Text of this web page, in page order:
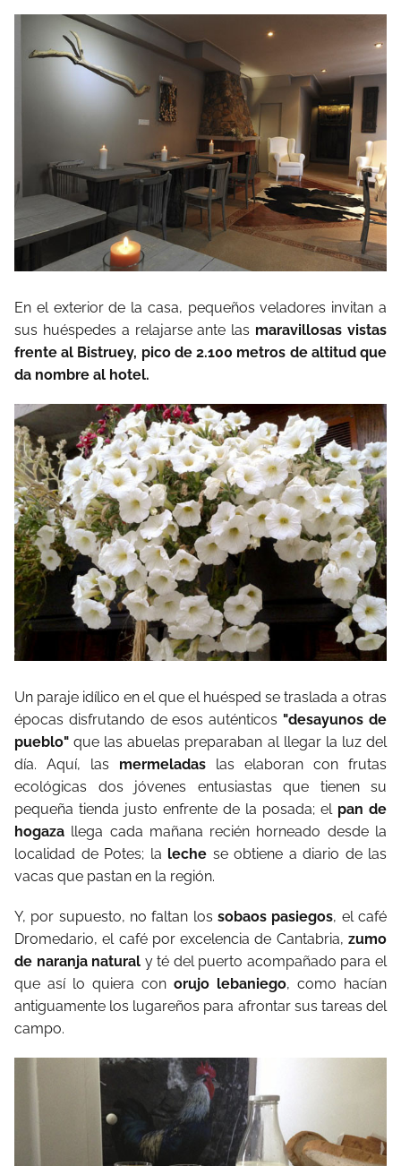
En el exterior de la casa, pequeños veladores invitan a
sus huéspedes a relajarse ante las maravillosas vistas
frente al Bistruey, pico de 2.100 metros de altitud que
da nombre al hotel.
Un paraje idílico en el que el huésped se traslada a otras
épocas disfrutando de esos auténticos "desayunos de
pueblo" que las abuelas preparaban al llegar la luz del
día. Aquí, las mermeladas las elaboran con frutas
ecológicas dos jóvenes entusiastas que tienen su
pequeña tienda justo enfrente de la posada; el pan de
hogaza llega cada mañana recién horneado desde la
localidad de Potes; la leche se obtiene a diario de las
vacas que pastan en la región.
Y, por supuesto, no faltan los sobaos pasiegos, el café
Dromedario, el café por excelencia de Cantabria, zumo
de naranja natural y té del puerto acompañado para el
que así lo quiera con orujo lebaniego, como hacían
antiguamente los lugareños para afrontar sus tareas del
campo.